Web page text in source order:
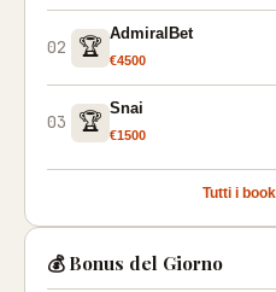
02 🏆
AdmiralBet
€4500
03 🏆
Snai
€1500
Tutti i
💰 Bonus del Giorno